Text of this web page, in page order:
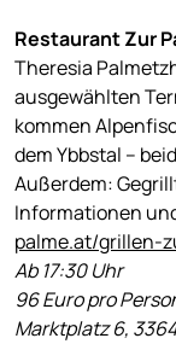
Restaurant Zur
Theresia
ausgewählten
kommen
dem Ybbstal –
Außerdem:
Informationen
palme.at/grillen-
Ab 17:30 Uhr
96 Euro pro
Marktplatz 6,